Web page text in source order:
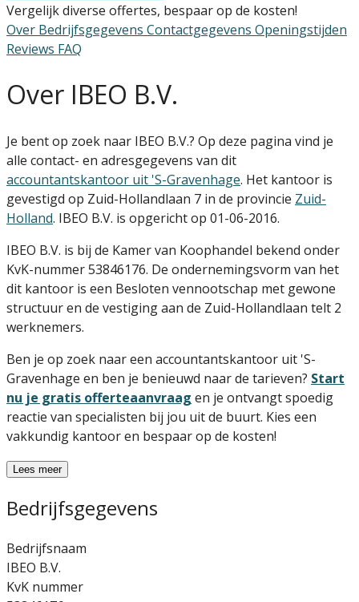
Vergelijk diverse offertes, bespaar op de kosten!
Over Bedrijfsgegevens Contactgegevens Openingstijden
Reviews FAQ
Over IBEO B.V.
Je bent op zoek naar IBEO B.V.? Op deze pagina vind je
alle contact- en adresgegevens van dit
accountantskantoor uit 'S-Gravenhage. Het kantoor is
gevestigd op Zuid-Hollandlaan 7 in de provincie Zuid-
Holland. IBEO B.V. is opgericht op 01-06-2016.
IBEO B.V. is bij de Kamer van Koophandel bekend onder
KvK-nummer 53846176. De ondernemingsvorm van het
dit kantoor is een Besloten vennootschap met gewone
structuur en de vestiging aan de Zuid-Hollandlaan telt 2
werknemers.
Ben je op zoek naar een accountantskantoor uit 'S-
Gravenhage en ben je benieuwd naar de tarieven? Start
nu je gratis offerteaanvraag en je ontvangt spoedig
reactie van specialisten bij jou uit de buurt. Kies een
vakkundig kantoor en bespaar op de kosten!
Lees meer
Bedrijfsgegevens
Bedrijfsnaam
IBEO B.V.
KvK nummer